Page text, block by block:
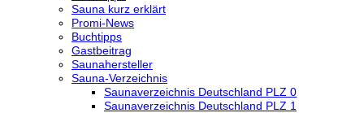
Sauna kurz erklärt
Promi-News
Buchtipps
Gastbeitrag
Saunahersteller
Sauna-Verzeichnis
Saunaverzeichnis Deutschland PLZ 0
Saunaverzeichnis Deutschland PLZ 1